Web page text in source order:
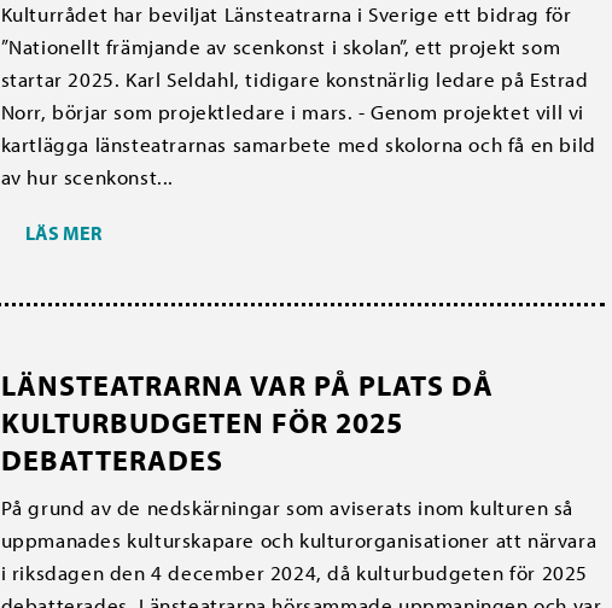
Kulturrådet har beviljat Länsteatrarna i Sverige ett bidrag för
”Nationellt främjande av scenkonst i skolan”, ett projekt som
startar 2025. Karl Seldahl, tidigare konstnärlig ledare på Estrad
Norr, börjar som projektledare i mars. - Genom projektet vill vi
kartlägga länsteatrarnas samarbete med skolorna och få en bild
av hur scenkonst...
LÄS MER
LÄNSTEATRARNA VAR PÅ PLATS DÅ
KULTURBUDGETEN FÖR 2025
DEBATTERADES
På grund av de nedskärningar som aviserats inom kulturen så
uppmanades kulturskapare och kulturorganisationer att närvara
i riksdagen den 4 december 2024, då kulturbudgeten för 2025